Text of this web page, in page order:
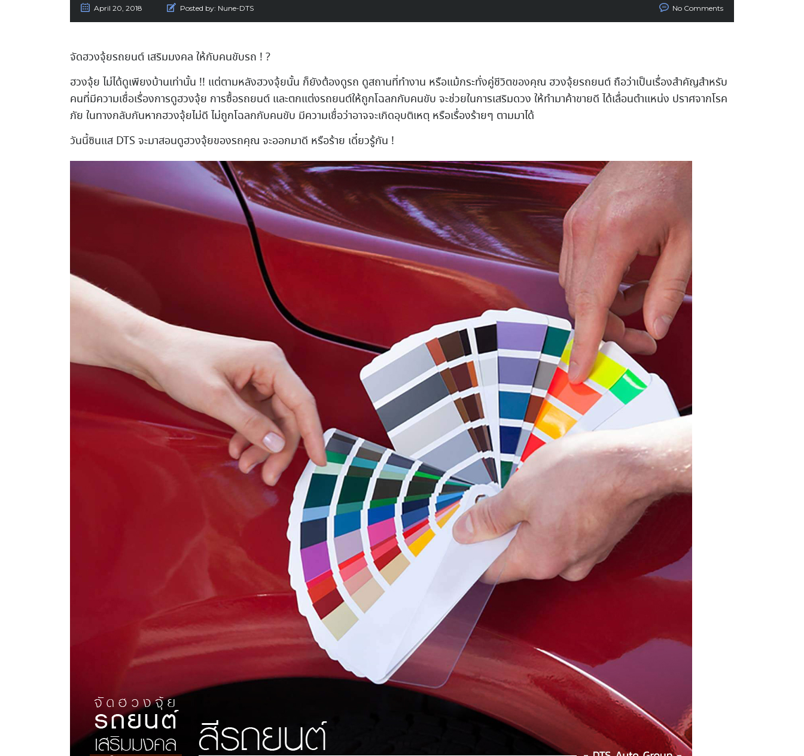
April 20, 2018 Posted by: Nune-DTS No Comments
จัดฮวงจุ้ยรถยนต์ เสริมมงคล ให้กับคนขับรถ ! ?
ฮวงจุ้ย ไม่ได้ดูเพียงบ้านเท่านั้น !! แต่ตามหลังฮวงจุ้ยนั้น ก็ยังต้องดูรถ ดูสถานที่ทำงาน หรือแม้กระทั่งคู่ชีวิตของคุณ ฮวงจุ้ยรถยนต์ ถือว่าเป็นเรื่องสำคัญสำหรับ
คนที่มีความเชื่อเรื่องการดูฮวงจุ้ย การซื้อรถยนต์ และตกแต่งรถยนต์ให้ถูกโฉลกกับคนขับ จะช่วยในการเสริมดวง ให้ทำมาค้าขายดี ได้เลื่อนตําแหน่ง ปราศจากโรค
ภัย ในทางกลับกันหากฮวงจุ้ยไม่ดี ไม่ถูกโฉลกกับคนขับ มีความเชื่อว่าอาจจะเกิดอุบติเหตุ หรือเรื่องร้ายๆ ตามมาได้
วันนี้ซินแส DTS จะมาสอนดูฮวงจุ้ยของรถคุณ จะออกมาดี หรือร้าย เดี๋ยวรู้กัน !